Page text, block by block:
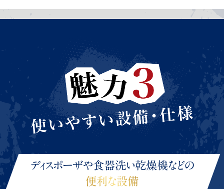
ディスポーザや食器洗い乾燥機などの
便利な設備